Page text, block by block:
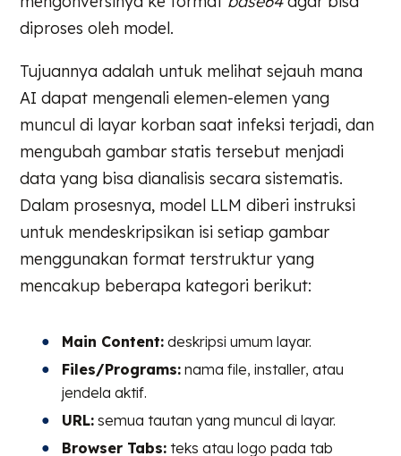
diproses oleh model.
Tujuannya adalah untuk melihat sejauh mana
AI dapat mengenali elemen-elemen yang
muncul di layar korban saat infeksi terjadi, dan
mengubah gambar statis tersebut menjadi
data yang bisa dianalisis secara sistematis.
Dalam prosesnya, model LLM diberi instruksi
untuk mendeskripsikan isi setiap gambar
menggunakan format terstruktur yang
mencakup beberapa kategori berikut:
Main Content: deskripsi umum layar.
Files/Programs: nama file, installer, atau
jendela aktif.
URL: semua tautan yang muncul di layar.
Browser Tabs: teks atau logo pada tab